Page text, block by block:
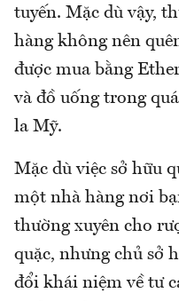
tuyến. Mặc dù vậy,
hàng không nên
được mua bằng
và đồ uống trong
la Mỹ.
Mặc dù việc sở hữu
một nhà hàng nơi
thường xuyên cho
quặc, nhưng chủ sở
đổi khái niệm về tư